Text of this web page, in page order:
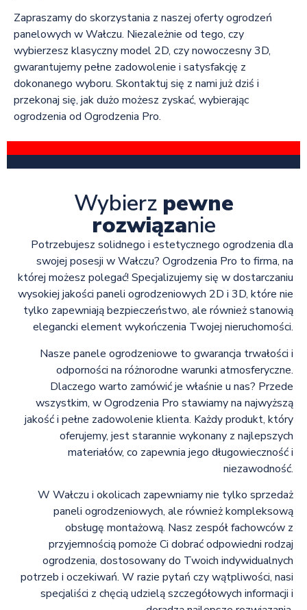
Zapraszamy do skorzystania z naszej oferty ogrodzeń
panelowych w Wałczu. Niezależnie od tego, czy
wybierzesz klasyczny model 2D, czy nowoczesny 3D,
gwarantujemy pełne zadowolenie i satysfakcję z
dokonanego wyboru. Skontaktuj się z nami już dziś i
przekonaj się, jak dużo możesz zyskać, wybierając
ogrodzenia od Ogrodzenia Pro.
Wybierz pewne
rozwiązanie
Potrzebujesz solidnego i estetycznego ogrodzenia dla
swojej posesji w Wałczu? Ogrodzenia Pro to firma, na
której możesz polegać! Specjalizujemy się w dostarczaniu
wysokiej jakości paneli ogrodzeniowych 2D i 3D, które nie
tylko zapewniają bezpieczeństwo, ale również stanowią
elegancki element wykończenia Twojej nieruchomości.
Nasze panele ogrodzeniowe to gwarancja trwałości i
odporności na różnorodne warunki atmosferyczne.
Dlaczego warto zamówić je właśnie u nas? Przede
wszystkim, w Ogrodzenia Pro stawiamy na najwyższą
jakość i pełne zadowolenie klienta. Każdy produkt, który
oferujemy, jest starannie wykonany z najlepszych
materiałów, co zapewnia jego długowieczność i
niezawodność.
W Wałczu i okolicach zapewniamy nie tylko sprzedaż
paneli ogrodzeniowych, ale również kompleksową
obsługę montażową. Nasz zespół fachowców z
przyjemnością pomoże Ci dobrać odpowiedni rodzaj
ogrodzenia, dostosowany do Twoich indywidualnych
potrzeb i oczekiwań. W razie pytań czy wątpliwości, nasi
specjaliści z chęcią udzielą szczegółowych informacji i